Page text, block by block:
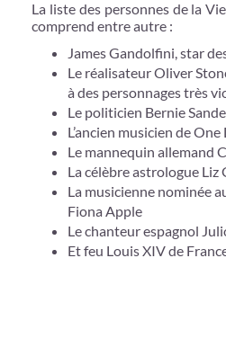
La liste des personnes de la
comprend entre autre :
James Gandolfini, star
Le réalisateur Oliver
à des personnages très
Le politicien Bernie
L’ancien musicien de
Le mannequin allemand
La célèbre astrologue Liz
La musicienne nominée
Fiona Apple
Le chanteur espagnol
Et feu Louis XIV de